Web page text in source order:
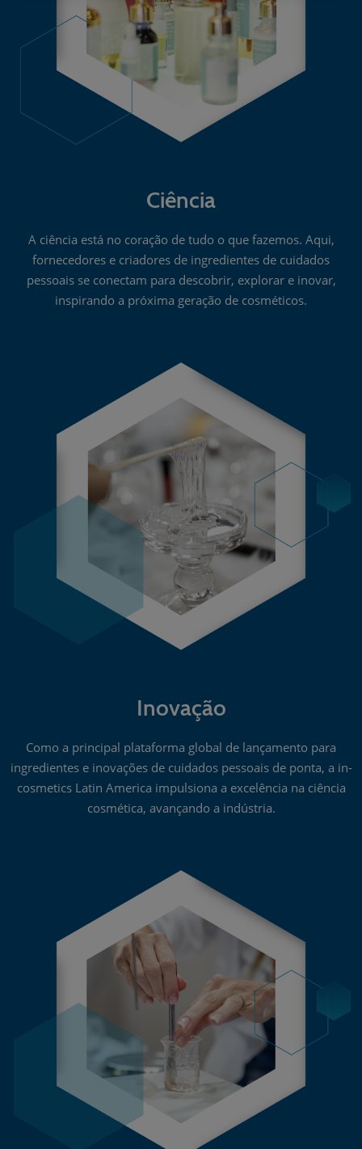
Ciência
A ciência está no coração de tudo o que fazemos. Aqui,
fornecedores e criadores de ingredientes de cuidados
pessoais se conectam para descobrir, explorar e inovar,
inspirando a próxima geração de cosméticos.
Inovação
Como a principal plataforma global de lançamento para
ingredientes e inovações de cuidados pessoais de ponta, a in-
cosmetics Latin America impulsiona a excelência na ciência
cosmética, avançando a indústria.